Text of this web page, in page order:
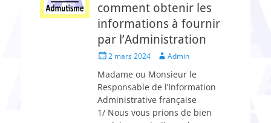
comment obtenir les
informations à fournir
par l’Administration
Posted2 mars 2024 Author
Admin
Madame ou Monsieur le
Responsable de l’Information
Administrative française
1/ Nous vous prions de bien